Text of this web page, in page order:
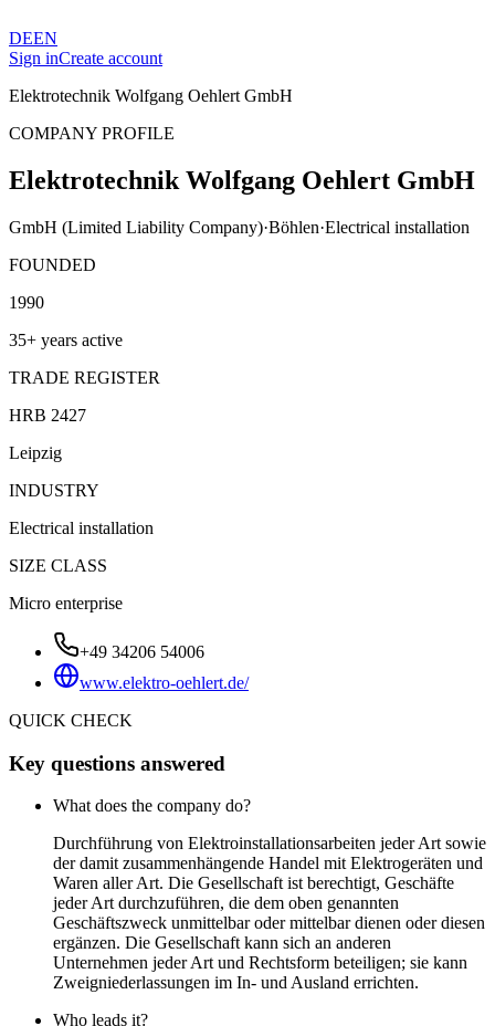
DEEN
Sign inCreate account
Elektrotechnik Wolfgang Oehlert GmbH
COMPANY PROFILE
Elektrotechnik Wolfgang Oehlert GmbH
GmbH (Limited Liability Company)·Böhlen·Electrical installation
FOUNDED
1990
35+ years active
TRADE REGISTER
HRB 2427
Leipzig
INDUSTRY
Electrical installation
SIZE CLASS
Micro enterprise
+49 34206 54006
www.elektro-oehlert.de/
QUICK CHECK
Key questions answered
What does the company do?
Durchführung von Elektroinstallationsarbeiten jeder Art sowie
der damit zusammenhängende Handel mit Elektrogeräten und
Waren aller Art. Die Gesellschaft ist berechtigt, Geschäfte
jeder Art durchzuführen, die dem oben genannten
Geschäftszweck unmittelbar oder mittelbar dienen oder diesen
ergänzen. Die Gesellschaft kann sich an anderen
Unternehmen jeder Art und Rechtsform beteiligen; sie kann
Zweigniederlassungen im In- und Ausland errichten.
Who leads it?